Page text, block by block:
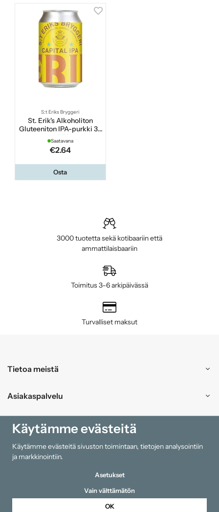
S:t Eriks Bryggeri
St. Erik's Alkoholiton
Gluteeniton IPA-purkki 33
cl 0,5%
Saatavana
€2.64
Osta
3000 tuotetta sekä kotibaariin että
ammattilaisbaariin
Toimitus 3–6 arkipäivässä
Turvalliset maksut
Tietoa meistä
Asiakaspalvelu
Ostokset
Tiedot
Käytämme evästeitä
Käytämme evästeitä sivuston toimintaan, tietojen analysointiin
ja markkinointiin.
Asetukset
Vain välttämätön
OK